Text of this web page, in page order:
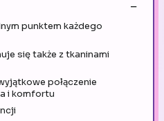
punktem każdego
się także z tkaninami
połączenie
i komfortu